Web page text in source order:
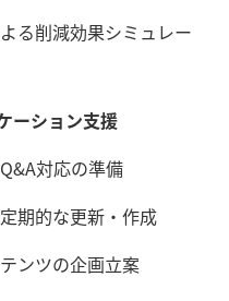
る削減効果シミュレー
ーション支援
対応の準備
期的な更新・作成
ンツの企画立案